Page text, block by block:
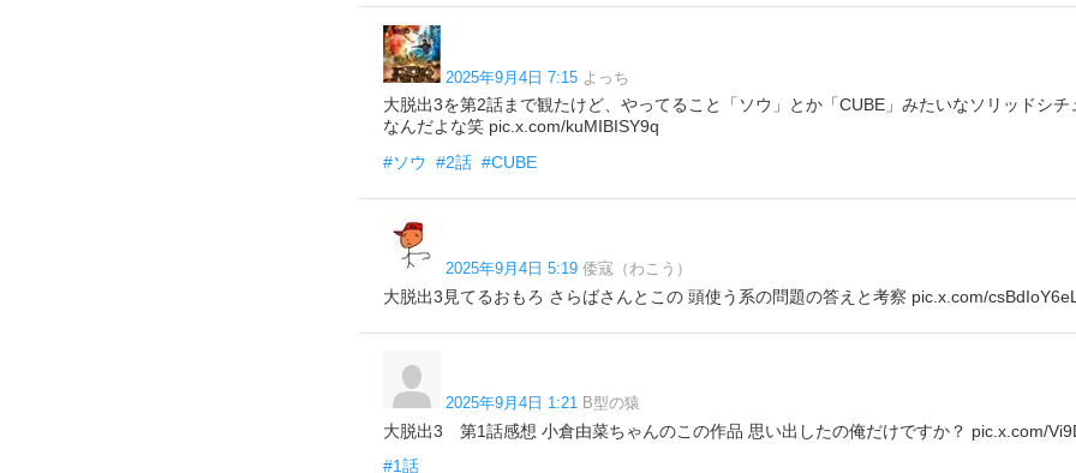
2025年9月4日 7:15 よっち
大脱出3を第2話まで観たけど、やってること「ソウ」とか「CUBE」みたいなソリッドシ
なんだよな笑 pic.x.com/kuMIBISY9q
#ソウ
#2話 #CUBE
2025年9月4日 5:19 倭寇（わこう）
大脱出3見てるおもろ さらばさんとこの 頭使う系の問題の答えと考察 pic.x.com/csBdIoY6eL
2025年9月4日 1:21 B型の猿
大脱出3 第1話感想 小倉由菜ちゃんのこの作品 思い出したの俺だけですか？ pic.x.com/
#1話